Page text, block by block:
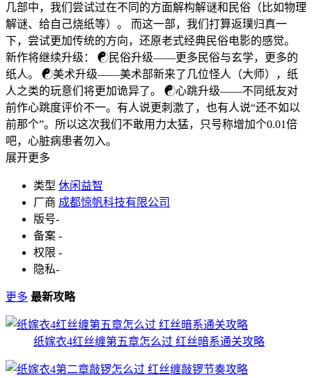
几部中，我们尝试过在不同的方面解构解谜和民俗（比如物理
解谜、给自己烧纸等）。 而这一部，我们打算返璞归真一
下，尝试更加传统的方向，还原老式经典民俗电影的感觉。
新作将继续升级： ☯民俗升级——更多民俗与玄学，更多的
纸人。 ☯美术升级——美术部新来了几位怪人（大师），纸
人之类的玩意们将更加诡异了。 ☯心跳升级——不同纸友对
前作心跳度评价不一。有人说更刺激了，也有人说“还不如以
前那个”。所以这次我们不敢用力太猛，只号称增加个0.01倍
吧，心脏病患者勿入。
展开更多
类型 休闲益智
厂商 成都惊帆科技有限公司
版号-
备案 -
权限 -
隐私-
更多 最新攻略
纸嫁衣4红丝缠第五章怎么过 红丝暗系通关攻略